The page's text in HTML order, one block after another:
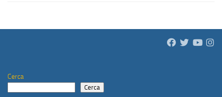
Cerca
Cerca